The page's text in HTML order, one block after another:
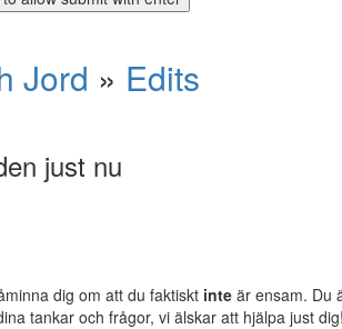
Jord » Edits
just nu
dig om att du faktiskt inte är ensam. Du
tankar och frågor, vi älskar att hjälpa just dig!